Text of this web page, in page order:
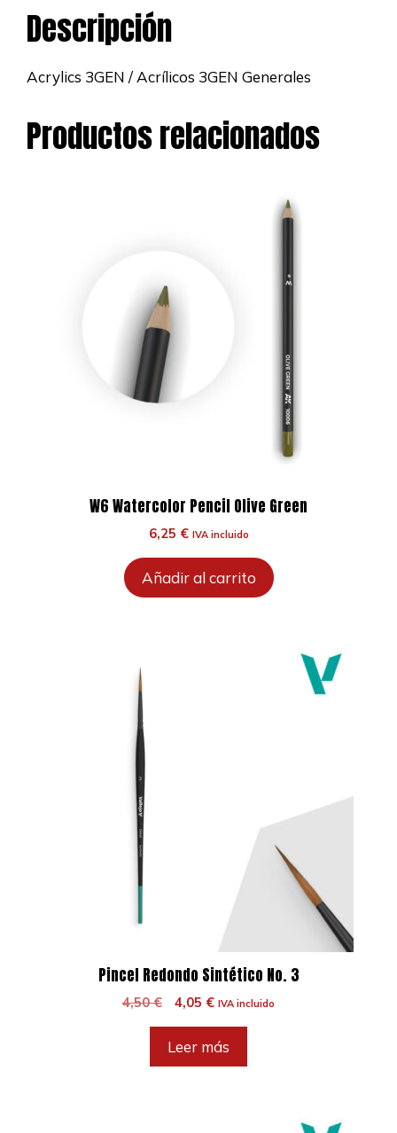
Descripción
Acrylics 3GEN / Acrílicos 3GEN Generales
Productos relacionados
W6 Watercolor Pencil Olive Green
6,25 € IVA incluido
Añadir al carrito
Pincel Redondo Sintético No. 3
4,50€
El
original
era:
4,05 €El
actual
es:
IVA incluido
Leer más